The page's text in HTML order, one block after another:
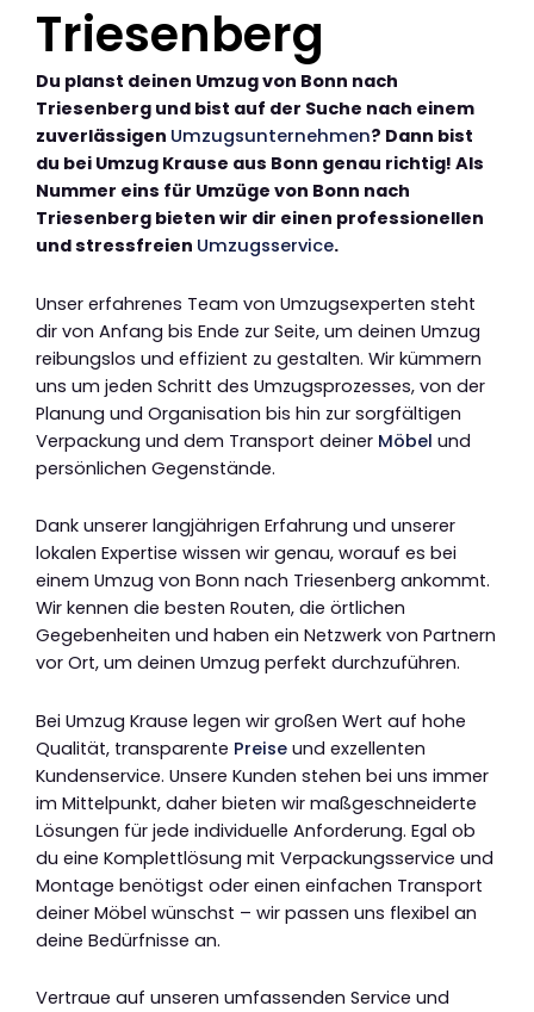
Triesenberg
Du planst deinen Umzug von Bonn nach
Triesenberg und bist auf der Suche nach einem
zuverlässigen Umzugsunternehmen? Dann bist
du bei Umzug Krause aus Bonn genau richtig! Als
Nummer eins für Umzüge von Bonn nach
Triesenberg bieten wir dir einen professionellen
und stressfreien Umzugsservice.
Unser erfahrenes Team von Umzugsexperten steht
dir von Anfang bis Ende zur Seite, um deinen Umzug
reibungslos und effizient zu gestalten. Wir kümmern
uns um jeden Schritt des Umzugsprozesses, von der
Planung und Organisation bis hin zur sorgfältigen
Verpackung und dem Transport deiner Möbel und
persönlichen Gegenstände.
Dank unserer langjährigen Erfahrung und unserer
lokalen Expertise wissen wir genau, worauf es bei
einem Umzug von Bonn nach Triesenberg ankommt.
Wir kennen die besten Routen, die örtlichen
Gegebenheiten und haben ein Netzwerk von Partnern
vor Ort, um deinen Umzug perfekt durchzuführen.
Bei Umzug Krause legen wir großen Wert auf hohe
Qualität, transparente Preise und exzellenten
Kundenservice. Unsere Kunden stehen bei uns immer
im Mittelpunkt, daher bieten wir maßgeschneiderte
Lösungen für jede individuelle Anforderung. Egal ob
du eine Komplettlösung mit Verpackungsservice und
Montage benötigst oder einen einfachen Transport
deiner Möbel wünschst – wir passen uns flexibel an
deine Bedürfnisse an.
Vertraue auf unseren umfassenden Service und